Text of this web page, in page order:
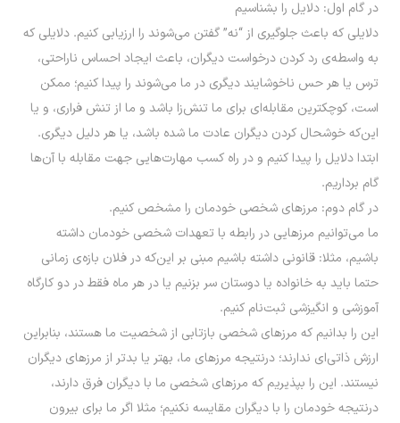
در گام اول: دلایل را بشناسیم
دلایلی که باعث جلوگیری از “نه” گفتن می‌شوند را ارزیابی کنیم. دلایلی که
به ‌واسطه‌ی رد کردن درخواست دیگران، باعث ایجاد احساس ناراحتی،
ترس یا هر حس ناخوشایند دیگری در ما می‌شوند را پیدا کنیم؛ ممکن
است، کوچکترین مقابله‌ای برای ما تنش‌زا باشد و ما از تنش فراری، و یا
این‌که خوشحال کردن دیگران عادت ما شده باشد، یا هر دلیل دیگری.
ابتدا دلایل را پیدا کنیم و در راه کسب مهارت‌هایی جهت مقابله با آن‌ها
گام برداریم.
در گام دوم: مرزهای شخصی خودمان را مشخص کنیم.
ما می‌توانیم مرزهایی در رابطه با تعهدات شخصی خودمان داشته
باشیم، مثلا: قانونی داشته باشیم مبنی بر این‌که در فلان بازه‌ی زمانی
حتما باید به خانواده یا دوستان سر بزنیم یا در هر ماه فقط در دو کارگاه
آموزشی و انگیزشی ثبت‌نام کنیم.
این را بدانیم که مرزهای شخصی بازتابی از شخصیت ما هستند، بنابراین
ارزش ذاتی‌ای ندارند؛ درنتیجه مرزهای ما، بهتر یا بدتر از مرزهای دیگران
نیستند. این را بپذیریم که مرزهای شخصی ما با دیگران فرق دارند،
درنتیجه خودمان را با دیگران مقایسه نکنیم؛ مثلا اگر ما برای بیرون